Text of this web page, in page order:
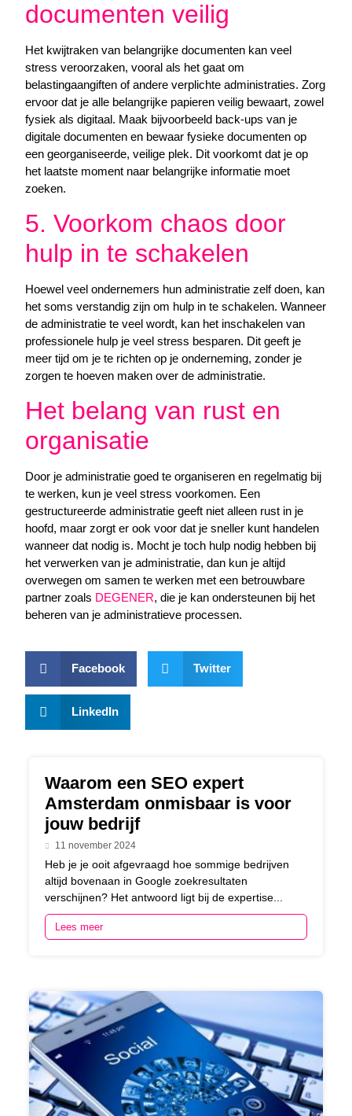
documenten veilig
Het kwijtraken van belangrijke documenten kan veel
stress veroorzaken, vooral als het gaat om
belastingaangiften of andere verplichte administraties. Zorg
ervoor dat je alle belangrijke papieren veilig bewaart, zowel
fysiek als digitaal. Maak bijvoorbeeld back-ups van je
digitale documenten en bewaar fysieke documenten op
een georganiseerde, veilige plek. Dit voorkomt dat je op
het laatste moment naar belangrijke informatie moet
zoeken.
5. Voorkom chaos door
hulp in te schakelen
Hoewel veel ondernemers hun administratie zelf doen, kan
het soms verstandig zijn om hulp in te schakelen. Wanneer
de administratie te veel wordt, kan het inschakelen van
professionele hulp je veel stress besparen. Dit geeft je
meer tijd om je te richten op je onderneming, zonder je
zorgen te hoeven maken over de administratie.
Het belang van rust en
organisatie
Door je administratie goed te organiseren en regelmatig bij
te werken, kun je veel stress voorkomen. Een
gestructureerde administratie geeft niet alleen rust in je
hoofd, maar zorgt er ook voor dat je sneller kunt handelen
wanneer dat nodig is. Mocht je toch hulp nodig hebben bij
het verwerken van je administratie, dan kun je altijd
overwegen om samen te werken met een betrouwbare
partner zoals DEGENER, die je kan ondersteunen bij het
beheren van je administratieve processen.
Facebook Twitter
LinkedIn
Waarom een SEO expert
Amsterdam onmisbaar is voor
jouw bedrijf
11 november 2024
Heb je je ooit afgevraagd hoe sommige bedrijven
altijd bovenaan in Google zoekresultaten
verschijnen? Het antwoord ligt bij de expertise...
Lees meer